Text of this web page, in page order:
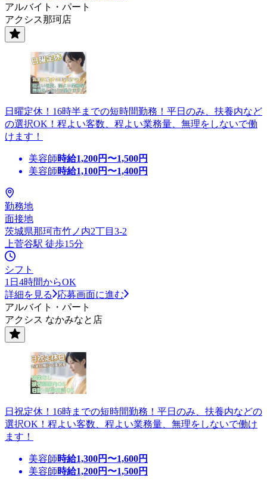
アルバイト・パート
アクシス那珂店
日曜定休！16時半までの短時間勤務！平日のみ、扶養内など
の選択OK！程よい客数、程よい業務量、無理をしないで働
けます！
美容師時給1,200円〜1,500円
美容師時給1,100円〜1,400円
勤務地
面接地
茨城県那珂市竹ノ内2丁目3-2
上菅谷駅 徒歩15分
シフト
1日4時間からOK
詳細を見る
応募画面に進む
アルバイト・パート
アクシス なかみなと店
日祝定休！16時までの短時間勤務！平日のみ、扶養内などの
選択OK！程よい客数、程よい業務量、無理をしないで働け
ます！
美容師時給1,300円〜1,600円
美容師時給1,200円〜1,500円